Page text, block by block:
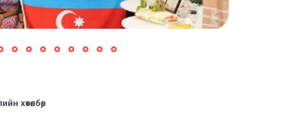
хөтөлбөр